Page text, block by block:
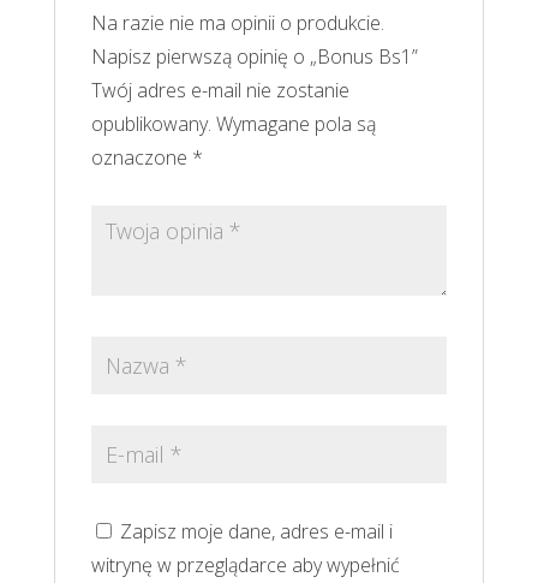
Na razie nie ma opinii o produkcie.
Napisz pierwszą opinię o „Bonus Bs1”
Twój adres e-mail nie zostanie
opublikowany. Wymagane pola są
oznaczone *
Zapisz moje dane, adres e-mail i
witrynę w przeglądarce aby wypełnić